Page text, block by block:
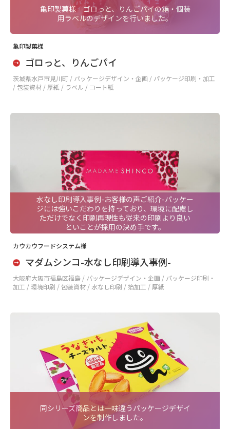
亀印製菓様 ゴロっと、りんごパイの箱・個装
用ラベルのデザインを行いました。
亀印製菓様
ゴロっと、りんごパイ
茨城県水戸市見川町 / パッケージデザイン・企画 / パッケージ印刷・加工
/ 包装資材 / 厚紙 / ラベル / コート紙
水なし印刷導入事例-お客様の声ご紹介-パッケー
ジには強いこだわりを持っており、環境に配慮し
ただけでなく印刷再現性も従来の印刷より良い
といことが採用の決め手です。
カウカウフードシステム様
マダムシンコ-水なし印刷導入事例-
大阪府大阪市福島区福島 / パッケージデザイン・企画 / パッケージ印刷・
加工 / 環境印刷 / 包装資材 / 水なし印刷 / 箔加工 / 厚紙
同シリーズ商品とは一味違うパッケージデザイ
ンを制作しました。